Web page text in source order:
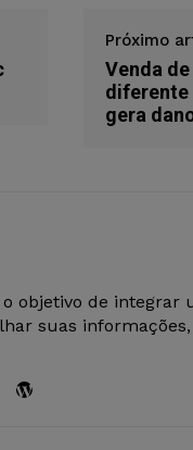
Próximo
Venda
diferente
gera
objetivo de
suas